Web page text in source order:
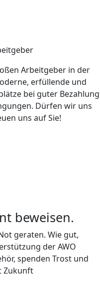
Arbeitgeber in der
erfüllende und
bei guter Bezahlung
Dürfen wir uns
uns auf Sie!
beweisen.
geraten. Wie gut,
der AWO
spenden Trost und
Zukunft